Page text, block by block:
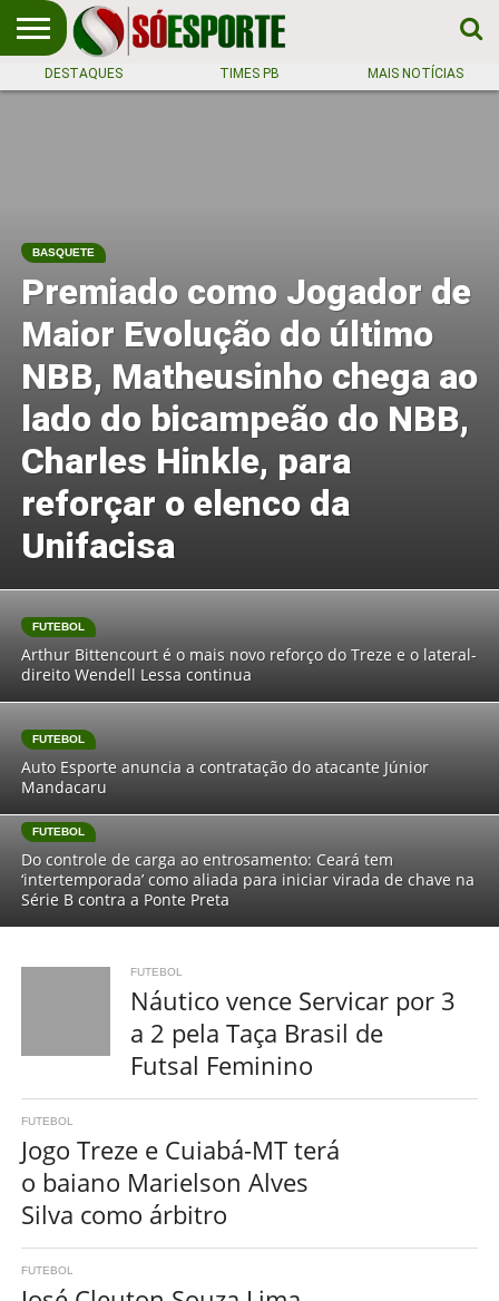
NOTÍCIA
ESPORTIVA
O SÓ
NOTÍCIAS
APOSTAS
DESTAQUES TIMES PB MAIS NOTÍCIAS
BASQUETE
Premiado como Jogador de
Maior Evolução do último
NBB, Matheusinho chega ao
lado do bicampeão do NBB,
Charles Hinkle, para
reforçar o elenco da
Unifacisa
FUTEBOL
Arthur Bittencourt é o mais novo reforço do Treze e o lateral-
direito Wendell Lessa continua
FUTEBOL
Auto Esporte anuncia a contratação do atacante Júnior
Mandacaru
FUTEBOL
Do controle de carga ao entrosamento: Ceará tem
‘intertemporada’ como aliada para iniciar virada de chave na
Série B contra a Ponte Preta
FUTEBOL
Náutico vence Servicar por 3
a 2 pela Taça Brasil de
Futsal Feminino
FUTEBOL
Jogo Treze e Cuiabá-MT terá
o baiano Marielson Alves
Silva como árbitro
FUTEBOL